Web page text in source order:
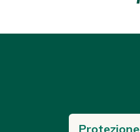
Protezione